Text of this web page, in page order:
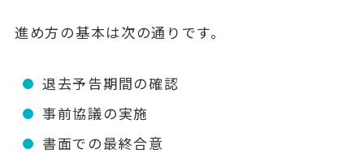
進め方の基本は次の通りです。
退去予告期間の確認
事前協議の実施
書面での最終合意